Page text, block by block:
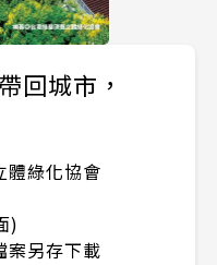
回城市，
體綠化協會
)
案另存下載